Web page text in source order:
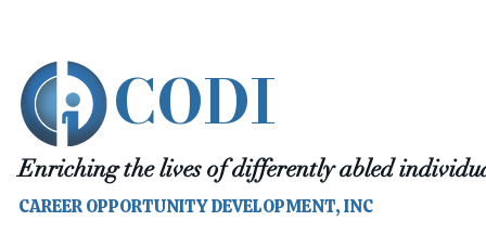
CAREER OPPORTUNITY DEVELOPMENT, INC
Enriching the lives of differently abled
CODI